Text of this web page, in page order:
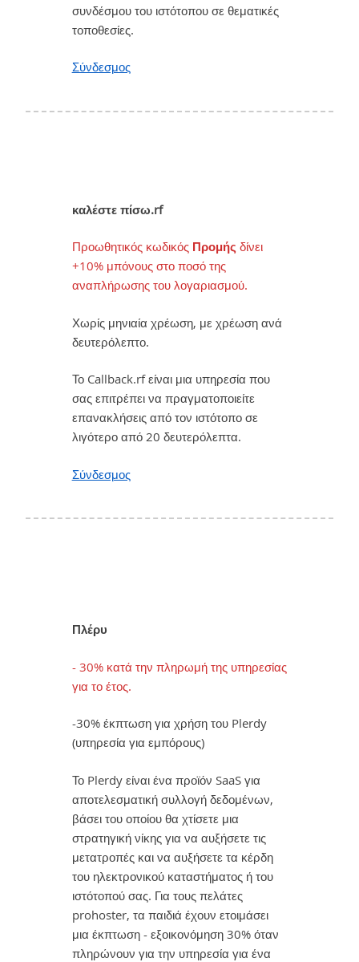
συνδέσμου του ιστότοπου σε θεματικές
τοποθεσίες.
Σύνδεσμος
καλέστε πίσω.rf
Προωθητικός κωδικός Προμής δίνει
+10% μπόνους στο ποσό της
αναπλήρωσης του λογαριασμού.
Χωρίς μηνιαία χρέωση, με χρέωση ανά
δευτερόλεπτο.
Το Callback.rf είναι μια υπηρεσία που
σας επιτρέπει να πραγματοποιείτε
επανακλήσεις από τον ιστότοπο σε
λιγότερο από 20 δευτερόλεπτα.
Σύνδεσμος
Πλέρυ
- 30% κατά την πληρωμή της υπηρεσίας
για το έτος.
-30% έκπτωση για χρήση του Plerdy
(υπηρεσία για εμπόρους)
Το Plerdy είναι ένα προϊόν SaaS για
αποτελεσματική συλλογή δεδομένων,
βάσει του οποίου θα χτίσετε μια
στρατηγική νίκης για να αυξήσετε τις
μετατροπές και να αυξήσετε τα κέρδη
του ηλεκτρονικού καταστήματος ή του
ιστότοπού σας. Για τους πελάτες
prohoster, τα παιδιά έχουν ετοιμάσει
μια έκπτωση - εξοικονόμηση 30% όταν
πληρώνουν για την υπηρεσία για ένα